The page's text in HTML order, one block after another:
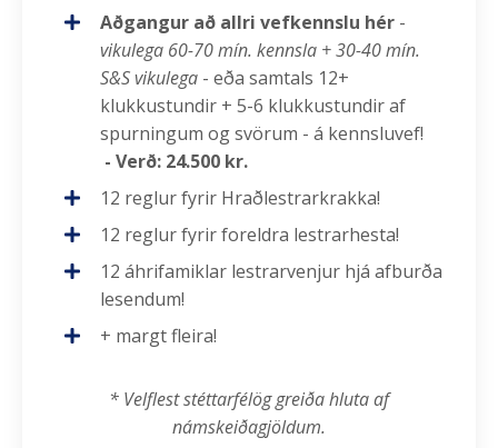
Aðgangur að allri vefkennslu hér -
vikulega 60-70 mín. kennsla + 30-40 mín.
S&S vikulega - eða samtals 12+
klukkustundir + 5-6 klukkustundir af
spurningum og svörum - á kennsluvef!
- Verð: 24.500 kr.
12 reglur fyrir Hraðlestrarkrakka!
12 reglur fyrir foreldra lestrarhesta!
12 áhrifamiklar lestrarvenjur hjá afburða
lesendum!
+ margt fleira!
* Velflest stéttarfélög greiða hluta af
námskeiðagjöldum.